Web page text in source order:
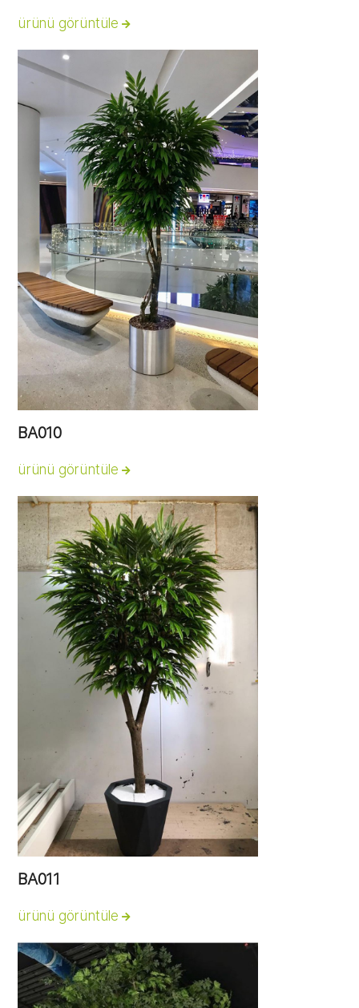
ürünü görüntüle
BA010
ürünü görüntüle
BA011
ürünü görüntüle